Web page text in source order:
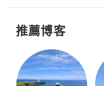
推薦博客